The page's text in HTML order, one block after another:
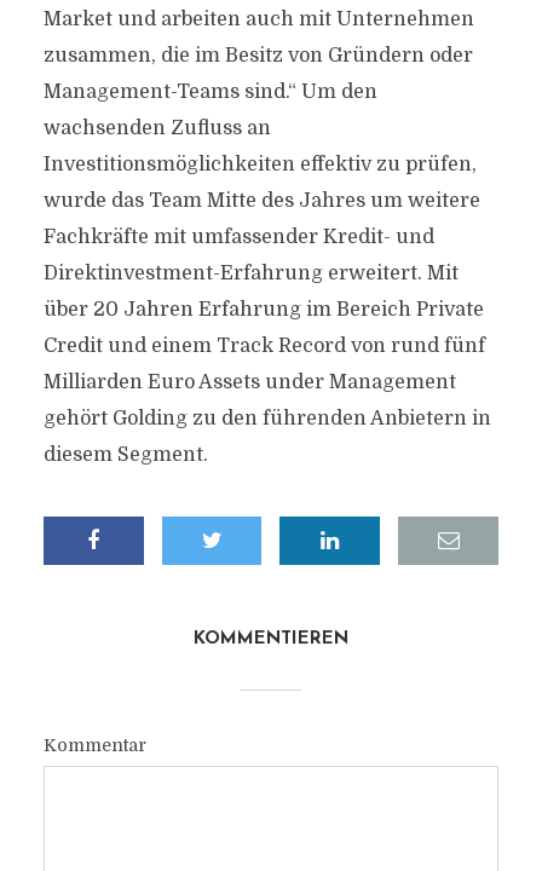
Market und arbeiten auch mit Unternehmen
zusammen, die im Besitz von Gründern oder
Management-Teams sind.“ Um den
wachsenden Zufluss an
Investitionsmöglichkeiten effektiv zu prüfen,
wurde das Team Mitte des Jahres um weitere
Fachkräfte mit umfassender Kredit- und
Direktinvestment-Erfahrung erweitert. Mit
über 20 Jahren Erfahrung im Bereich Private
Credit und einem Track Record von rund fünf
Milliarden Euro Assets under Management
gehört Golding zu den führenden Anbietern in
diesem Segment.
KOMMENTIEREN
Kommentar